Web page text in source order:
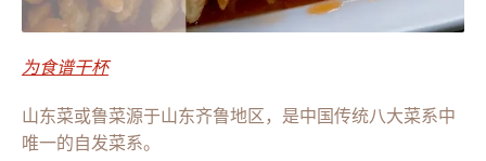
为食谱干杯
山东菜或鲁菜源于山东齐鲁地区，是中国传统八大菜系中
唯一的自发菜系。